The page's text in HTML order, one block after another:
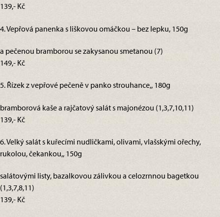
139,- Kč
4. Vepřová panenka s liškovou omáčkou – bez lepku, 150g
a pečenou bramborou se zakysanou smetanou (7)
149,- Kč
5. Řízek z vepřové pečeně v panko strouhance,, 180g
bramborová kaše a rajčatový salát s majonézou (1,3,7,10,11)
139,- Kč
6. Velký salát s kuřecími nudličkami, olivami, vlašskými ořechy,
rukolou, čekankou,, 150g
salátovými listy, bazalkovou zálivkou a celozrnnou bagetkou
(1,3,7,8,11)
139,- Kč